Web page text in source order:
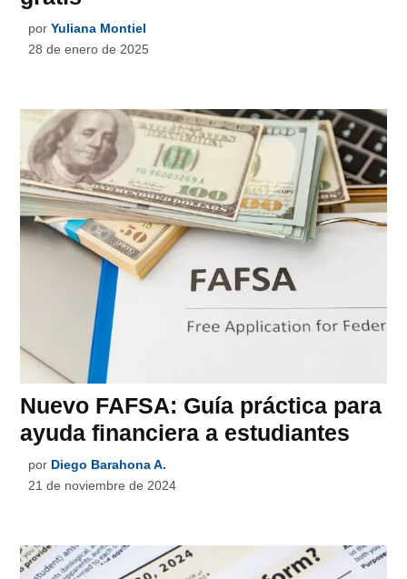
por Yuliana Montiel
28 de enero de 2025
Nuevo FAFSA: Guía práctica para
ayuda financiera a estudiantes
por Diego Barahona A.
21 de noviembre de 2024